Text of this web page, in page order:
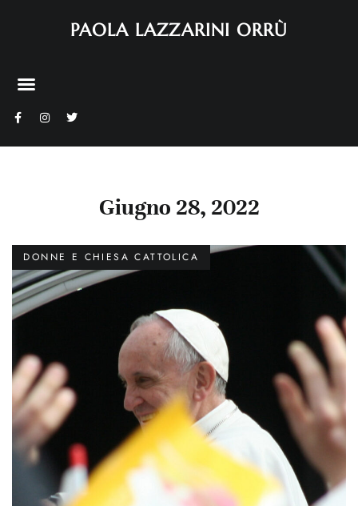
PAOLA LAZZARINI ORRÙ
Giugno 28, 2022
DONNE E CHIESA CATTOLICA